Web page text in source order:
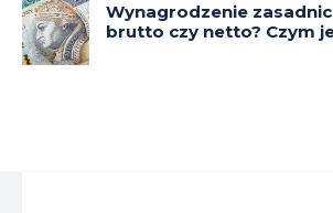
Wynagrodzenie
brutto czy netto? Czym